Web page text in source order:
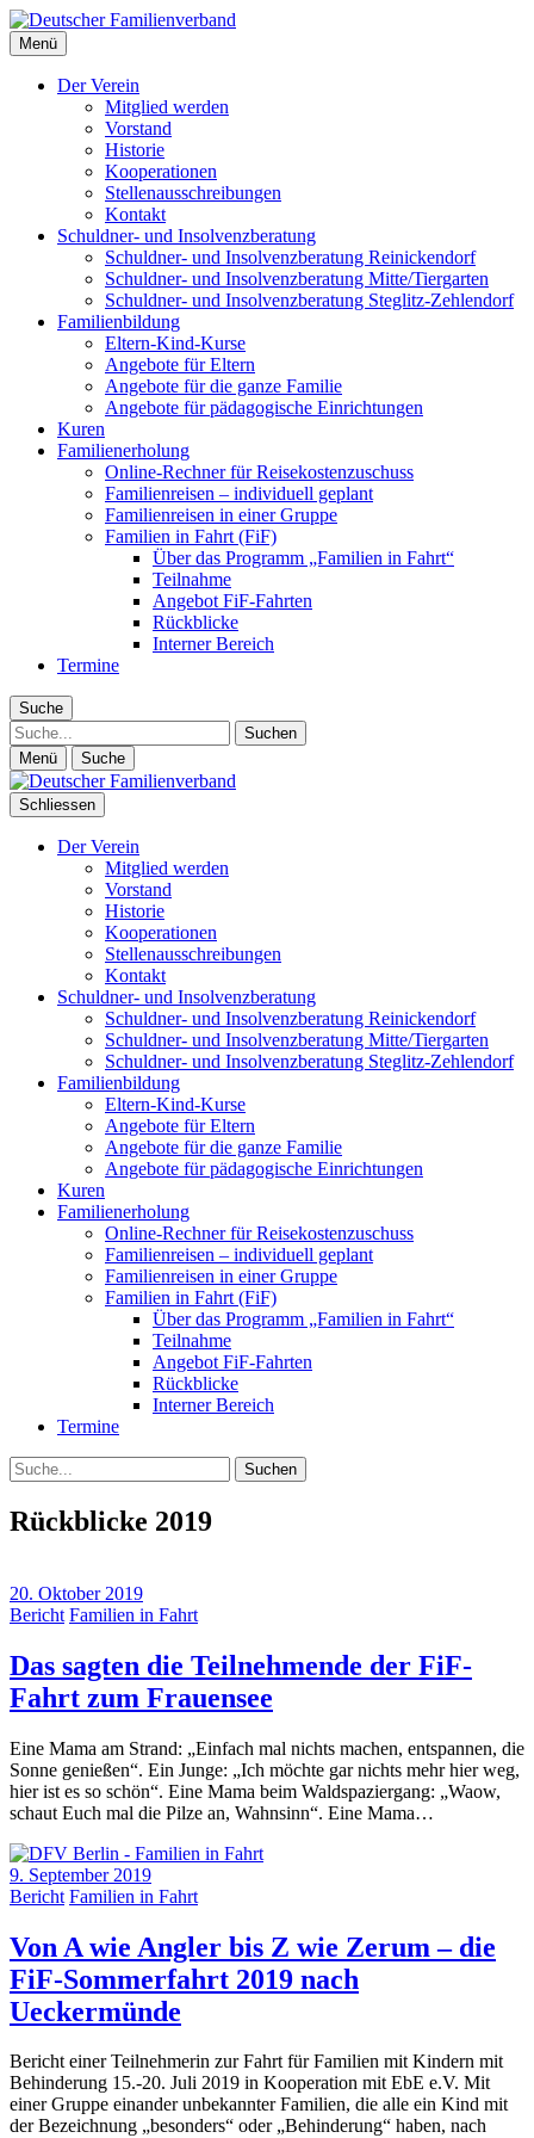
Deutscher Familienverband
Landesverband Berlin
Menü
Der Verein
Mitglied werden
Vorstand
Historie
Kooperationen
Stellenausschreibungen
Kontakt
Schuldner- und Insolvenzberatung
Schuldner- und Insolvenzberatung Reinickendorf
Schuldner- und Insolvenzberatung Mitte/Tiergarten
Schuldner- und Insolvenzberatung Steglitz-Zehlendorf
Familienbildung
Eltern-Kind-Kurse
Angebote für Eltern
Angebote für die ganze Familie
Angebote für pädagogische Einrichtungen
Kuren
Familienerholung
Online-Rechner für Reisekostenzuschuss
Familienreisen – individuell geplant
Familienreisen in einer Gruppe
Familien in Fahrt (FiF)
Über das Programm „Familien in Fahrt“
Teilnahme
Angebot FiF-Fahrten
Rückblicke
Interner Bereich
Termine
Suche
Suche
Menü Suche
Schliessen
Der Verein
Mitglied werden
Vorstand
Historie
Kooperationen
Stellenausschreibungen
Kontakt
Schuldner- und Insolvenzberatung
Schuldner- und Insolvenzberatung Reinickendorf
Schuldner- und Insolvenzberatung Mitte/Tiergarten
Schuldner- und Insolvenzberatung Steglitz-Zehlendorf
Familienbildung
Eltern-Kind-Kurse
Angebote für Eltern
Angebote für die ganze Familie
Angebote für pädagogische Einrichtungen
Kuren
Familienerholung
Online-Rechner für Reisekostenzuschuss
Familienreisen – individuell geplant
Familienreisen in einer Gruppe
Familien in Fahrt (FiF)
Über das Programm „Familien in Fahrt“
Teilnahme
Angebot FiF-Fahrten
Rückblicke
Interner Bereich
Termine
Suche
Rückblicke 2019
20. Oktober 2019
Bericht Familien in Fahrt
Das sagten die Teilnehmende der FiF-
Fahrt zum Frauensee
Eine Mama am Strand: „Einfach mal nichts machen, entspannen, die
Sonne genießen“. Ein Junge: „Ich möchte gar nichts mehr hier weg,
hier ist es so schön“. Eine Mama beim Waldspaziergang: „Waow,
schaut Euch mal die Pilze an, Wahnsinn“. Eine Mama…
9. September 2019
Bericht Familien in Fahrt
Von A wie Angler bis Z wie Zerum – die
FiF-Sommerfahrt 2019 nach
Ueckermünde
Bericht einer Teilnehmerin zur Fahrt für Familien mit Kindern mit
Behinderung 15.-20. Juli 2019 in Kooperation mit EbE e.V. Mit
einer Gruppe einander unbekannter Familien, die alle ein Kind mit
der Bezeichnung „besonders“ oder „Behinderung“ haben, nach